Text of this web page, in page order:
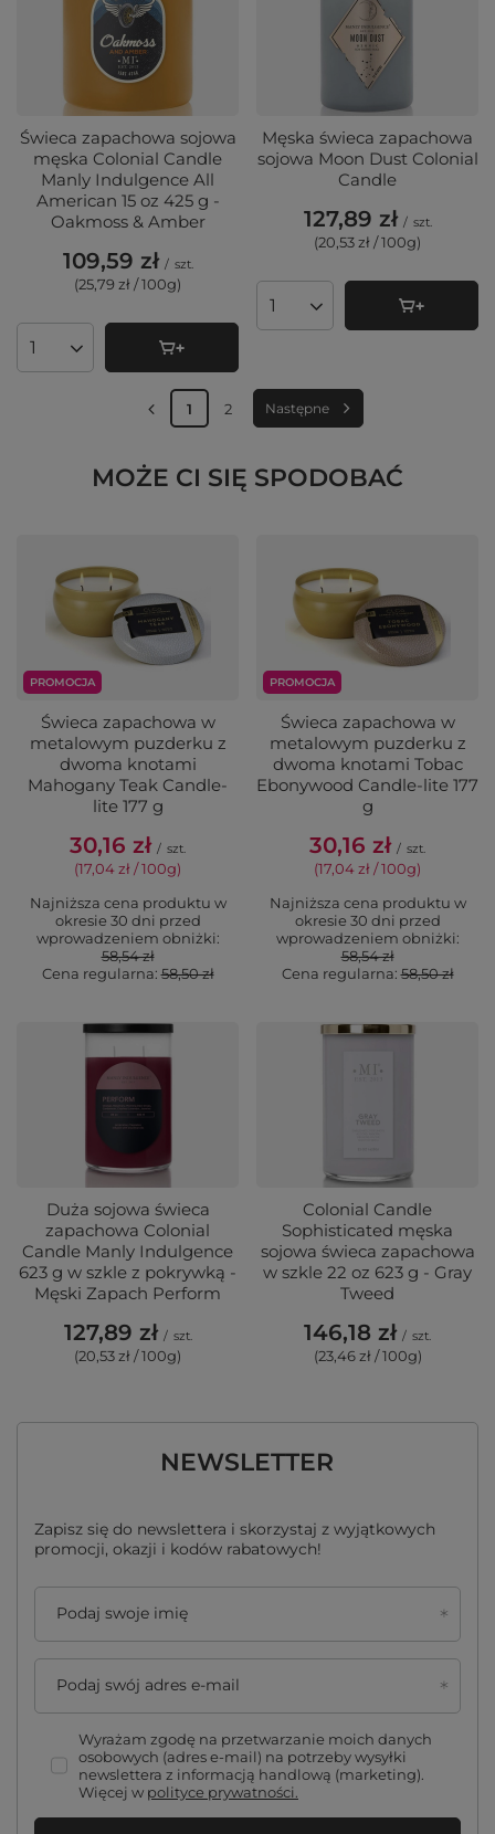
Świeca zapachowa sojowa
męska Colonial Candle
Manly Indulgence All
American 15 oz 425 g -
Oakmoss & Amber
109,59 zł / szt.
(25,79 zł / 100g)
Ilość produktów
Męska świeca zapachowa
sojowa Moon Dust Colonial
Candle
127,89 zł / szt.
(20,53 zł / 100g)
Ilość produktów
1 2 Następne
MOŻE CI SIĘ SPODOBAĆ
PROMOCJA
Świeca zapachowa w
metalowym puzderku z
dwoma knotami
Mahogany Teak Candle-
lite 177 g
30,16 zł / szt.
(17,04 zł / 100g)
Najniższa cena produktu w
okresie 30 dni przed
wprowadzeniem obniżki:
58,54 zł
Cena regularna:58,50 zł
PROMOCJA
Świeca zapachowa w
metalowym puzderku z
dwoma knotami Tobac
Ebonywood Candle-lite 177
g
30,16 zł / szt.
(17,04 zł / 100g)
Najniższa cena produktu w
okresie 30 dni przed
wprowadzeniem obniżki:
58,54 zł
Cena regularna:58,50 zł
Duża sojowa świeca
zapachowa Colonial
Candle Manly Indulgence
623 g w szkle z pokrywką -
Męski Zapach Perform
127,89 zł / szt.
(20,53 zł / 100g)
Colonial Candle
Sophisticated męska
sojowa świeca zapachowa
w szkle 22 oz 623 g - Gray
Tweed
146,18 zł / szt.
(23,46 zł / 100g)
NEWSLETTER
Zapisz się do newslettera i skorzystaj z wyjątkowych
promocji, okazji i kodów rabatowych!
Podaj swoje imię
Podaj swój adres e-mail
Wyrażam zgodę na przetwarzanie moich danych
osobowych (adres e-mail) na potrzeby wysyłki
newslettera z informacją handlową (marketing).
Więcej w polityce prywatności.